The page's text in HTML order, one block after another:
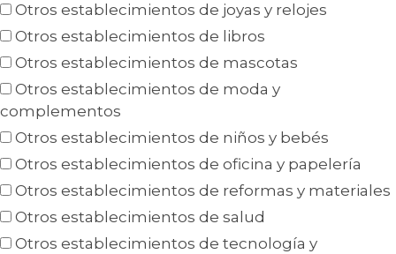
Otros establecimientos de joyas y relojes
Otros establecimientos de libros
Otros establecimientos de mascotas
Otros establecimientos de moda y
complementos
Otros establecimientos de niños y bebés
Otros establecimientos de oficina y papelería
Otros establecimientos de reformas y materiales
Otros establecimientos de salud
Otros establecimientos de tecnología y